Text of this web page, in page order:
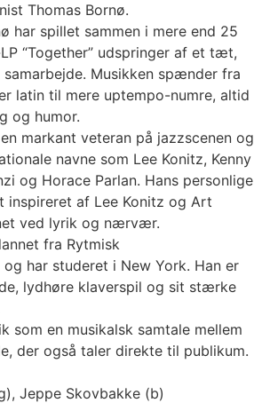
Thomas Bornø.
har spillet sammen i mere end 25
“Together” udspringer af et tæt,
Musikken spænder fra
latin til mere uptempo-numre, altid
og humor.
markant veteran på jazzscenen og
navne som Lee Konitz, Kenny
og Horace Parlan. Hans personlige
inspireret af Lee Konitz og Art
ved lyrik og nærvær.
fra Rytmisk
har studeret i New York. Han er
lydhøre klaverspil og sit stærke
som en musikalsk samtale mellem
der også taler direkte til publikum.
Jeppe Skovbakke (b)